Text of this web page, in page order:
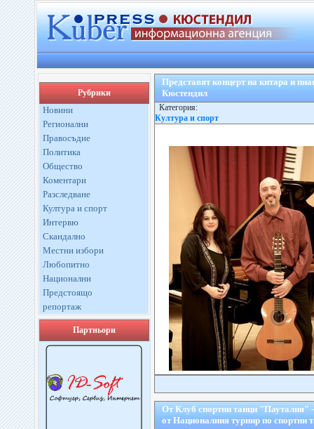
Рубрики
Новини
Регионални
Правосъдие
Политика
Общество
Коментари
Разследване
Култура и спорт
Интервю
Скандално
Местни избори
Любопитно
Национални
Предстоящо
репортаж
Партньори
Представят концерт на китара и
Кюстендил
Категория:
Култура и спорт
От Клуб спортни танци "Пауталия"
от Националния турнир по спортни